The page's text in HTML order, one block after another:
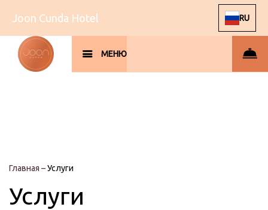
Joon Cunda Hotel RU
МЕНЮ
Главная –Услуги
Услуги